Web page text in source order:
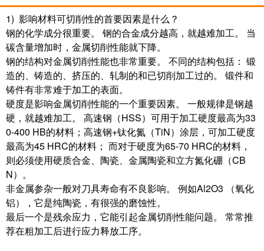
1) 影响材料可切削性的首要因素是什么？
钢的化学成分很重要。 钢的合金成分越高，就越难加工。 当
碳含量增加时，金属切削性能就下降。
钢的结构对金属切削性能也非常重要。 不同的结构包括： 锻
造的、铸造的、挤压的、轧制的和已切削加工过的。 锻件和
铸件有非常难于加工的表面。
硬度是影响金属切削性能的一个重要因素。 一般规律是钢越
硬，就越难加工。 高速钢（HSS）可用于加工硬度最高为33
0-400 HB的材料；高速钢+钛化氮（TiN）涂层，可加工硬度
最高为45 HRC的材料； 而对于硬度为65-70 HRC的材料，
则必须使用硬质合金、陶瓷、金属陶瓷和立方氮化硼（CB
N）。
非金属参杂一般对刀具寿命有不良影响。 例如Al2O3 （氧化
铝），它是纯陶瓷，有很强的磨蚀性。
最后一个是残余应力，它能引起金属切削性能问题。 常常推
荐在粗加工后进行应力释放工序。